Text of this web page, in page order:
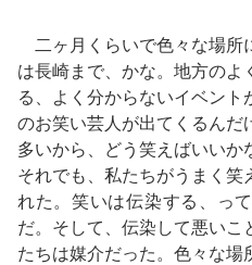
二ヶ月くらいで色々な場所
は長崎まで、かな。地方のよ
る、よく分からないイベン
のお笑い芸人が出てくるんだ
多いから、どう笑えばいいか
それでも、私たちがうまく笑
れた。笑いは伝染する、っ
だ。そして、伝染して悪い
たちは媒介だった。色々な場